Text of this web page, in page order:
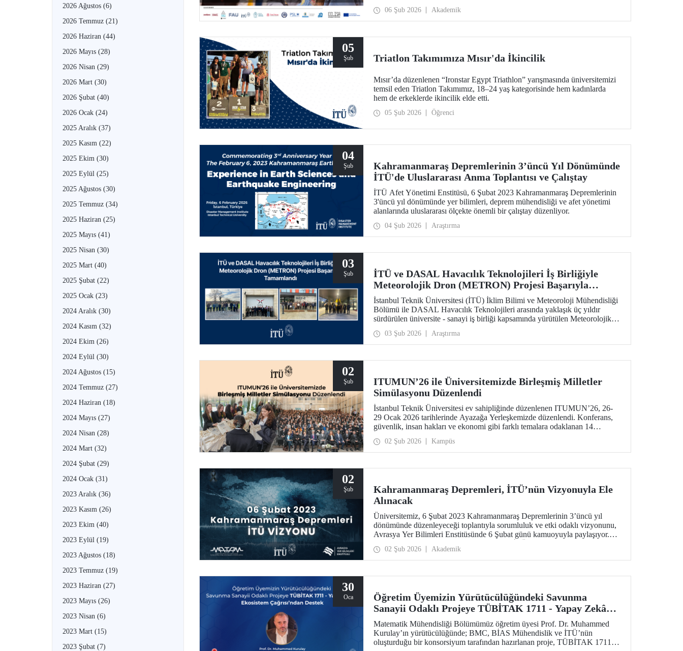
2026 Ağustos (6)
2026 Temmuz (21)
2026 Haziran (44)
2026 Mayıs (28)
2026 Nisan (29)
2026 Mart (30)
2026 Şubat (40)
2026 Ocak (24)
2025 Aralık (37)
2025 Kasım (22)
2025 Ekim (30)
2025 Eylül (25)
2025 Ağustos (30)
2025 Temmuz (34)
2025 Haziran (25)
2025 Mayıs (41)
2025 Nisan (30)
2025 Mart (40)
2025 Şubat (22)
2025 Ocak (23)
2024 Aralık (30)
2024 Kasım (32)
2024 Ekim (26)
2024 Eylül (30)
2024 Ağustos (15)
2024 Temmuz (27)
2024 Haziran (18)
2024 Mayıs (27)
2024 Nisan (28)
2024 Mart (32)
2024 Şubat (29)
2024 Ocak (31)
2023 Aralık (36)
2023 Kasım (26)
2023 Ekim (40)
2023 Eylül (19)
2023 Ağustos (18)
2023 Temmuz (19)
2023 Haziran (27)
2023 Mayıs (26)
2023 Nisan (6)
2023 Mart (15)
2023 Şubat (7)
06 Şub 2026 Akademik
05
Şub Triatlon Takımımıza Mısır'da İkincilik
Mısır’da düzenlenen “Ironstar Egypt Triathlon” yarışmasında üniversitemizi
temsil eden Triatlon Takımımız, 18–24 yaş kategorisinde hem kadınlarda
hem de erkeklerde ikincilik elde etti.
05 Şub 2026 Öğrenci
04
Şub
Kahramanmaraş Depremlerinin 3’üncü Yıl Dönümünde
İTÜ'de Uluslararası Anma Toplantısı ve Çalıştay
İTÜ Afet Yönetimi Enstitüsü, 6 Şubat 2023 Kahramanmaraş Depremlerinin
3'üncü yıl dönümünde yer bilimleri, deprem mühendisliği ve afet yönetimi
alanlarında uluslararası ölçekte önemli bir çalıştay düzenliyor.
04 Şub 2026 Araştırma
03
Şub
İTÜ ve DASAL Havacılık Teknolojileri İş Birliğiyle
Meteorolojik Dron (METRON) Projesi Başarıyla
Tamamlandı
İstanbul Teknik Üniversitesi (İTÜ) İklim Bilimi ve Meteoroloji Mühendisliği
Bölümü ile DASAL Havacılık Teknolojileri arasında yaklaşık üç yıldır
sürdürülen üniversite - sanayi iş birliği kapsamında yürütülen Meteorolojik
yönelik teorik ve uygulamalı eğitimler 26-30 Ocak arasında gerçekleştirildi.
03 Şub 2026 Araştırma
02
Şub
ITUMUN’26 ile Üniversitemizde Birleşmiş Milletler
Simülasyonu Düzenlendi
İstanbul Teknik Üniversitesi ev sahipliğinde düzenlenen ITUMUN’26, 26-
29 Ocak 2026 tarihlerinde Ayazağa Yerleşkemizde düzenlendi. Konferans,
güvenlik, insan hakları ve ekonomi gibi farklı temalara odaklanan 14
bir Birleşmiş Milletler simülasyonu deneyimi sundu.
02 Şub 2026 Kampüs
02
Şub
Kahramanmaraş Depremleri, İTÜ’nün Vizyonuyla Ele
Alınacak
Üniversitemiz, 6 Şubat 2023 Kahramanmaraş Depremlerinin 3’üncü yıl
dönümünde düzenleyeceği toplantıyla sorumluluk ve etki odaklı vizyonunu,
Avrasya Yer Bilimleri Enstitüsünde 6 Şubat günü kamuoyuyla paylaşıyor.
yaklaşımı ve yenilikçi yöntemleri kullanan bilimsel bakış açısı, fay
araştırmalarından ardışık afet tehlikelerine uzanan geniş bir yelpazede ele
02 Şub 2026 Akademik
30
Oca
Öğretim Üyemizin Yürütücülüğündeki Savunma
Sanayii Odaklı Projeye TÜBİTAK 1711 - Yapay Zekâ
Ekosistem Çağrısı’ndan Destek
Matematik Mühendisliği Bölümümüz öğretim üyesi Prof. Dr. Muhammed
Kurulay’ın yürütücülüğünde; BMC, BİAS Mühendislik ve İTÜ’nün
oluşturduğu bir konsorsiyum tarafından hazırlanan proje, TÜBİTAK 1711 -